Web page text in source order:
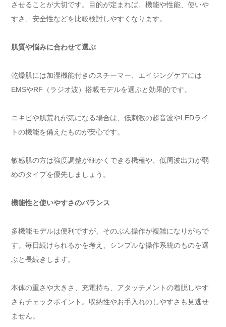
させることが大切です。目的が定まれば、機能や性能、使いや
すさ、安全性などを比較検討しやすくなります。
肌質や悩みに合わせて選ぶ
乾燥肌には加湿機能付きのスチーマー、エイジングケアには
EMSやRF（ラジオ波）搭載モデルを選ぶと効果的です。
ニキビや肌荒れが気になる場合は、低刺激の超音波やLEDライ
トの機能を備えたものが安心です。
敏感肌の方は強度調整が細かくできる機種や、低周波出力が弱
めのタイプを優先しましょう。
機能性と使いやすさのバランス
多機能モデルは便利ですが、そのぶん操作が複雑になりがちで
す。毎日続けられるかを考え、シンプルな操作系統のものを選
ぶと長続きします。
本体の重さや大きさ、充電持ち、アタッチメントの着脱しやす
さもチェックポイント。収納性やお手入れのしやすさも見逃せ
ません。